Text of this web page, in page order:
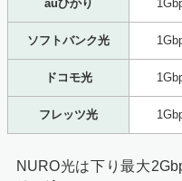
auひかり
ソフトバンク光
ドコモ光
フレッツ光
NURO光は下り最大